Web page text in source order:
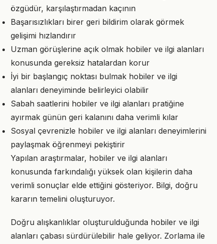
özgüdür, karşılaştırmadan kaçının
Başarısızlıkları birer geri bildirim olarak görmek
gelişimi hızlandırır
Uzman görüşlerine açık olmak hobiler ve ilgi alanları
konusunda gereksiz hatalardan korur
İyi bir başlangıç noktası bulmak hobiler ve ilgi
alanları deneyiminde belirleyici olabilir
Sabah saatlerini hobiler ve ilgi alanları pratiğine
ayırmak günün geri kalanını daha verimli kılar
Sosyal çevrenizle hobiler ve ilgi alanları deneyimlerini
paylaşmak öğrenmeyi pekiştirir
Yapılan araştırmalar, hobiler ve ilgi alanları
konusunda farkındalığı yüksek olan kişilerin daha
verimli sonuçlar elde ettiğini gösteriyor. Bilgi, doğru
kararın temelini oluşturuyor.
Doğru alışkanlıklar oluşturulduğunda hobiler ve ilgi
alanları çabası sürdürülebilir hale geliyor. Zorlama ile